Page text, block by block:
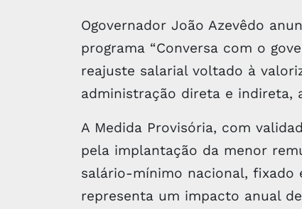
Ogovernador João Azevêdo
programa “Conversa com o
reajuste salarial voltado à
administração direta e indireta,
A Medida Provisória, com
pela implantação da menor
salário-mínimo nacional, fixado
representa um impacto anual